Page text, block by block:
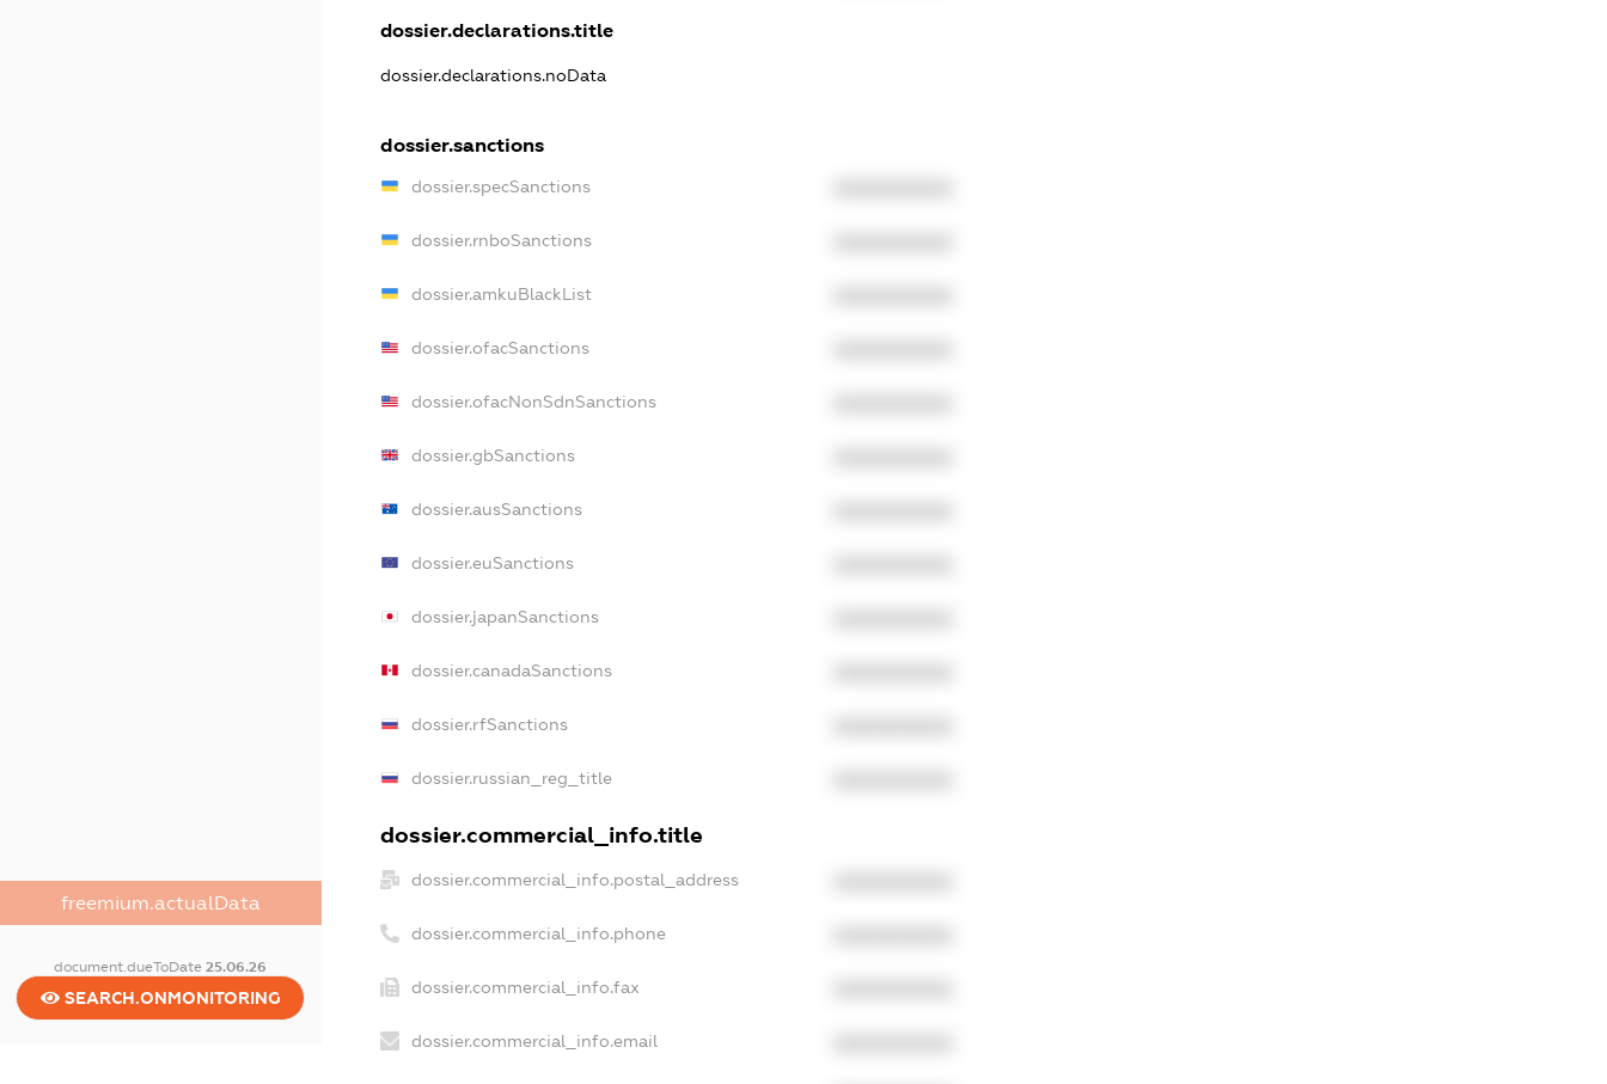
freemium.actualData
document.dueToDate25.06.26
SEARCH.ONMONITORING
dossier.declarations.title
dossier.declarations.noData
dossier.sanctions
dossier.specSanctions
dossier.rnboSanctions
dossier.amkuBlackList
dossier.ofacSanctions
dossier.ofacNonSdnSanctions
dossier.gbSanctions
dossier.ausSanctions
dossier.euSanctions
dossier.japanSanctions
dossier.canadaSanctions
dossier.rfSanctions
dossier.russian_reg_title
dossier.commercial_info.title
dossier.commercial_info.postal_address
dossier.commercial_info.phone
dossier.commercial_info.fax
dossier.commercial_info.email